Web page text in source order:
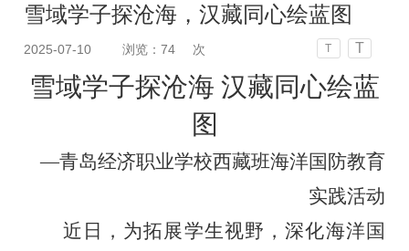
雪域学子探沧海，汉藏同心绘蓝图
2025-07-10 浏览：74 次 T T
雪域学子探沧海 汉藏同心绘蓝
图
—青岛经济职业学校西藏班海洋国防教育
实践活动
近日，为拓展学生视野，深化海洋国